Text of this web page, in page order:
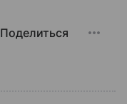
Поделиться